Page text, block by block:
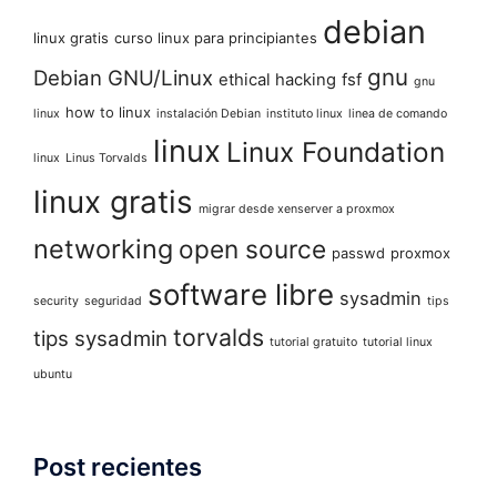
linux gratis curso linux para principiantes debian
Debian GNU/Linux ethical hacking fsf gnu gnu
linux how to linux instalación Debian instituto linux linea de comando
linux Linus Torvalds linux Linux Foundation
linux gratis migrar desde xenserver a proxmox
networking open source passwd proxmox
security seguridad software libre sysadmin tips
tips sysadmin torvalds tutorial gratuito tutorial linux
ubuntu
Post recientes